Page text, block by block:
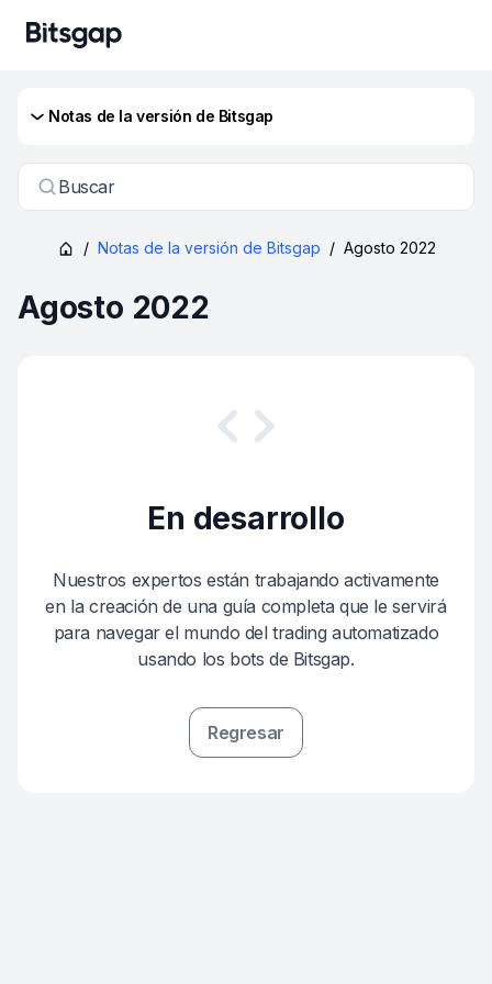
Notas de la versión de Bitsgap
Buscar
/ Notas de la versión de Bitsgap / Agosto 2022
Agosto 2022
En desarrollo
Nuestros expertos están trabajando activamente
en la creación de una guía completa que le servirá
para navegar el mundo del trading automatizado
usando los bots de Bitsgap.
Regresar